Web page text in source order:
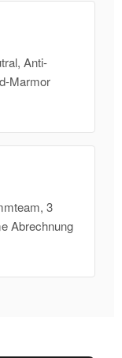
Anti-
Marmor
3
Abrechnung